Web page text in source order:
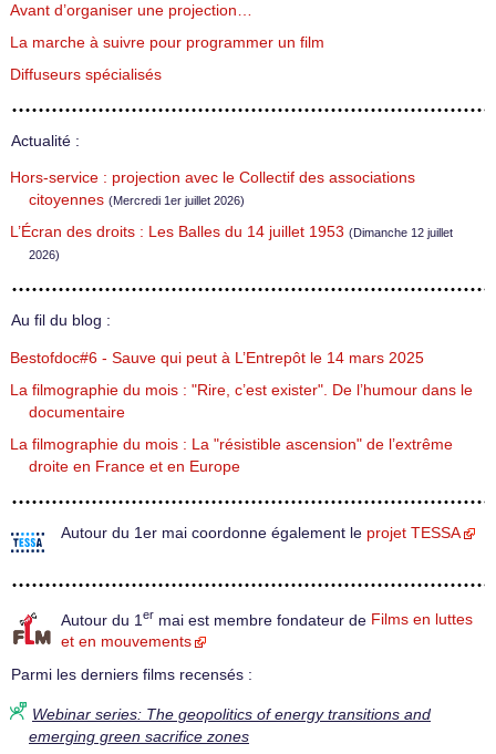
Avant d’organiser une projection…
La marche à suivre pour programmer un film
Diffuseurs spécialisés
Actualité :
Hors-service : projection avec le Collectif des associations
citoyennes (Mercredi 1er juillet 2026)
L’Écran des droits : Les Balles du 14 juillet 1953 (Dimanche 12 juillet
2026)
Au fil du blog :
Bestofdoc#6 - Sauve qui peut à L’Entrepôt le 14 mars 2025
La filmographie du mois : "Rire, c’est exister". De l’humour dans le
documentaire
La filmographie du mois : La "résistible ascension" de l’extrême
droite en France et en Europe
Autour du 1er mai coordonne également le projet TESSA
Autour du 1 er mai est membre fondateur de Films en luttes
et en mouvements
Parmi les derniers films recensés :
Webinar series: The geopolitics of energy transitions and
emerging green sacrifice zones